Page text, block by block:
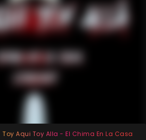
Toy Aqui Toy Alla - El Chima En La Casa